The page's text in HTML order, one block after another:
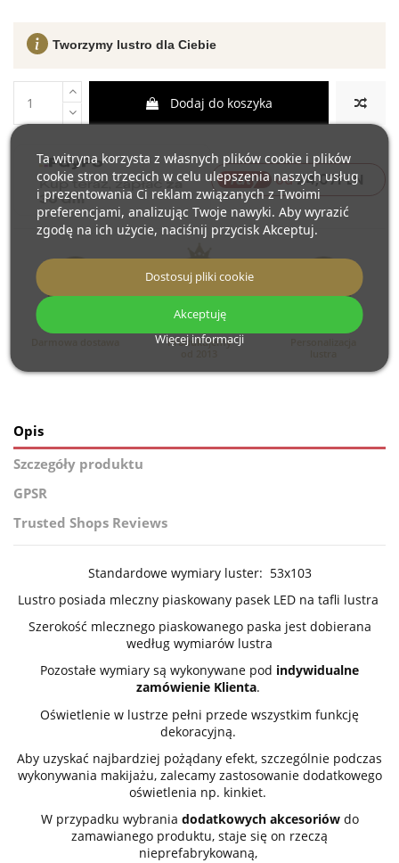
Dodaj do koszyka
Tworzymy lustro dla Ciebie
raty od 24,07PLN
Produkujemy
Opis
Szczegóły produktu
GPSR
Trusted Shops Reviews
Standardowe wymiary luster: 53x103
Lustro posiada mleczny piaskowany pasek LED na tafli lustra
Szerokość mlecznego piaskowanego paska jest dobierana
według wymiarów lustra
Pozostałe wymiary są wykonywane pod indywidualne
zamówienie Klienta.
Oświetlenie w lustrze pełni przede wszystkim funkcję
dekoracyjną.
Aby uzyskać najbardziej pożądany efekt, szczególnie podczas
wykonywania makijażu, zalecamy zastosowanie dodatkowego
oświetlenia np. kinkiet.
W przypadku wybrania dodatkowych akcesoriówdo
zamawianego produktu, staje się on rzeczą
nieprefabrykowaną,
Ta witryna korzysta z własnych plików cookie i plików
cookie stron trzecich w celu ulepszenia naszych usług
i prezentowania Ci reklam związanych z Twoimi
preferencjami, analizując Twoje nawyki. Aby wyrazić
zgodę na ich użycie, naciśnij przycisk Akceptuj.
Więcej informacji
Dostosuj pliki cookie
Akceptuję